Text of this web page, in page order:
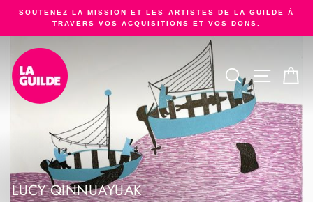
Passer
contenu
SOUTENEZ LA MISSION ET LES ARTISTES DE LA GUILDE À
TRAVERS VOS ACQUISITIONS ET VOS DONS.
RECHERCHER
LUCY QINNUAYUAK